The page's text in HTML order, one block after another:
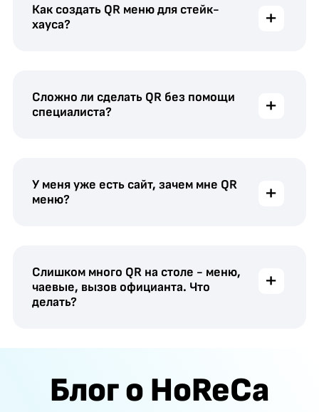
+
Как создать QR меню для стейк-
хауса?
+
Сложно ли сделать QR без помощи
специалиста?
+
У меня уже есть сайт, зачем мне QR
меню?
+
Слишком много QR на столе - меню,
чаевые, вызов официанта. Что
делать?
Блог о HoReCa